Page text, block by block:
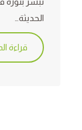
الحديثة…
قراءة